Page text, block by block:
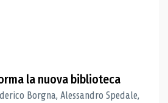
la nuova biblioteca
Borgna, Alessandro Spedale,